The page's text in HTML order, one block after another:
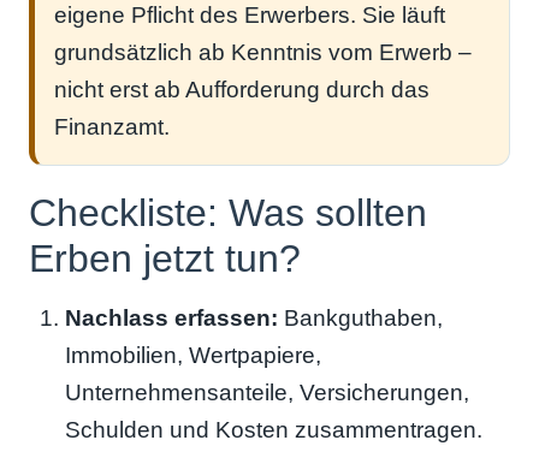
eigene Pflicht des Erwerbers. Sie läuft
grundsätzlich ab Kenntnis vom Erwerb –
nicht erst ab Aufforderung durch das
Finanzamt.
Checkliste: Was sollten
Erben jetzt tun?
Nachlass erfassen: Bankguthaben,
Immobilien, Wertpapiere,
Unternehmensanteile, Versicherungen,
Schulden und Kosten zusammentragen.